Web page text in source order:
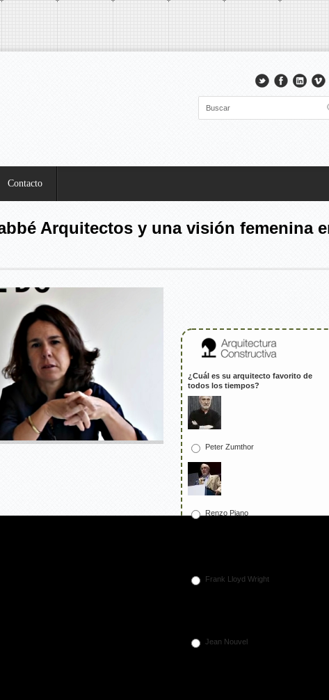
Contacto
Arquitectos y una visión femenina
¿Cuál es su arquitecto favorito de
todos los tiempos?
Peter Zumthor
Renzo Piano
Frank Lloyd Wright
Jean Nouvel